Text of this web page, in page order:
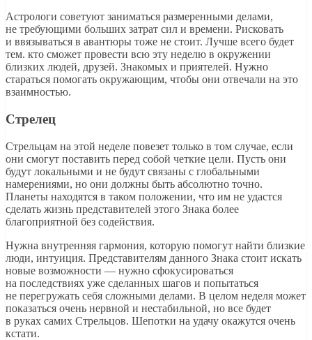
Астрологи советуют заниматься размеренными делами,
не требующими больших затрат сил и времени. Рисковать
и ввязываться в авантюры тоже не стоит. Лучше всего будет
тем. кто сможет провести всю эту неделю в окружении
близких людей, друзей. Знакомых и приятелей. Нужно
стараться помогать окружающим, чтобы они отвечали на это
взаимностью.
Стрелец
Стрельцам на этой неделе повезет только в том случае, если
они смогут поставить перед собой четкие цели. Пусть они
будут локальными и не будут связаны с глобальными
намерениями, но они должны быть абсолютно точно.
Планеты находятся в таком положении, что им не удастся
сделать жизнь представителей этого Знака более
благоприятной без содействия.
Нужна внутренняя гармония, которую помогут найти близкие
люди, интуиция. Представителям данного Знака стоит искать
новые возможности — нужно сфокусироваться
на последствиях уже сделанных шагов и попытаться
не перегружать себя сложными делами. В целом неделя может
показаться очень нервной и нестабильной, но все будет
в руках самих Стрельцов. Шепотки на удачу окажутся очень
кстати.